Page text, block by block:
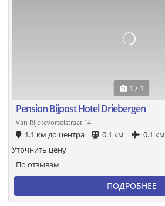
1 / 1
Pension Bijpost Hotel Driebergen
Van Rijckevorselstraat 14
1.1 км до центра 0.1 км 0.1 км
По отзывам
Уточнить цену
ПОДРОБНЕЕ